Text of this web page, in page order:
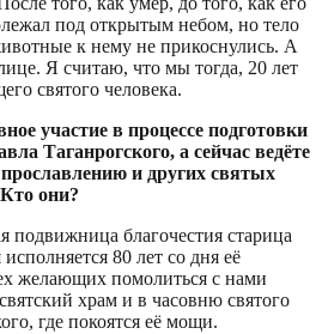
под открытым небом, но тело
к нему не прикоснулись. А
Я считаю, что мы тогда, 20 лет
святого человека.
участие в процессе подготовки
Таганрогского, а сейчас ведёте
и других святых
они?
благочестия старица
80 лет со дня её
желающих помолиться с нами
храм и в часовню святого
где покоятся её мощи.